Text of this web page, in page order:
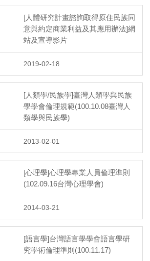
[人體研究計畫諮詢取得原住民族同
意與約定商業利益及其應用辦法]網
站及宣導影片
2019-02-18
[人類學/民族學]臺灣人類學與民族
學學會倫理規範(100.10.08臺灣人
類學與民族學)
2013-02-01
[心理學]心理學專業人員倫理準則
(102.09.16台灣心理學會)
2014-03-21
[語言學]台灣語言學學會語言學研
究學術倫理準則(100.11.17)